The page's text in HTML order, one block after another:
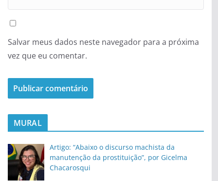
Salvar meus dados neste navegador para a próxima
vez que eu comentar.
MURAL
Artigo: “Abaixo o discurso machista da
manutenção da prostituição”, por Gicelma
Chacarosqui